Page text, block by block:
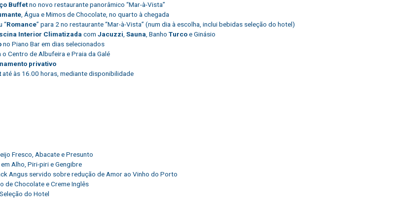
Buffetno novo restaurante panorâmico “Mar-à-Vista”
, Água e Mimos de Chocolate, no quarto à chegada
“Romance” para 2 no restaurante “Mar-à-Vista” (num dia à escolha, inclui bebidas seleção do hotel)
Interior Climatizada com Jacuzzi, Sauna, Banho Turcoe Ginásio
no Piano Bar em dias selecionados
Centro de Albufeira e Praia da Galé
privativo
até às 16.00 horas, mediante disponibilidade
Fresco, Abacate e Presunto
Alho, Piri-piri e Gengibre
Angus servido sobre redução de Amor ao Vinho do Porto
de Chocolate e Creme Inglês
do Hotel